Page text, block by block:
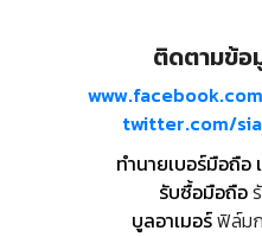
ติดตามข้อ
twitter.com/
ทำนายเบอร์มือถือ
รับซื้อมือถือ
บูลอาเมอร์ฟิล์ม